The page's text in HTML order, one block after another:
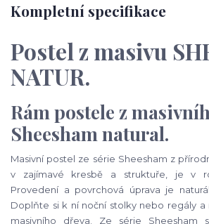
Kompletní specifikace
Postel z masivu
NATUR.
Rám postele z
Sheesham natural.
Masivní postel ze série Sheesham z
v zajímavé kresbě a struktuře, je v
Provedení a povrchová úprava je
Doplňte si k ní noční stolky nebo regály a
masivního dřeva. Ze série Sheesham